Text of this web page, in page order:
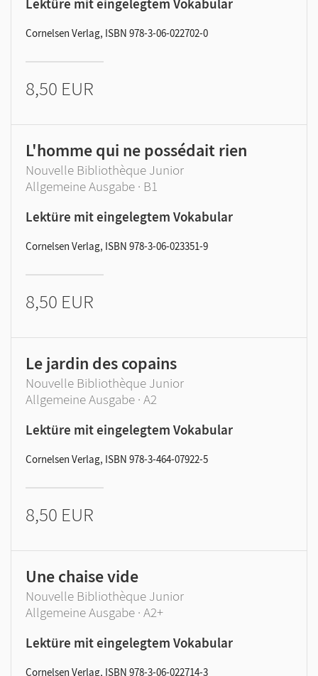
Lektüre mit eingelegtem Vokabular
Cornelsen Verlag, ISBN 978-3-06-022702-0
8,50 EUR
L'homme qui ne possédait rien
Nouvelle Bibliothèque Junior
Allgemeine Ausgabe · B1
Lektüre mit eingelegtem Vokabular
Cornelsen Verlag, ISBN 978-3-06-023351-9
8,50 EUR
Le jardin des copains
Nouvelle Bibliothèque Junior
Allgemeine Ausgabe · A2
Lektüre mit eingelegtem Vokabular
Cornelsen Verlag, ISBN 978-3-464-07922-5
8,50 EUR
Une chaise vide
Nouvelle Bibliothèque Junior
Allgemeine Ausgabe · A2+
Lektüre mit eingelegtem Vokabular
Cornelsen Verlag, ISBN 978-3-06-022714-3